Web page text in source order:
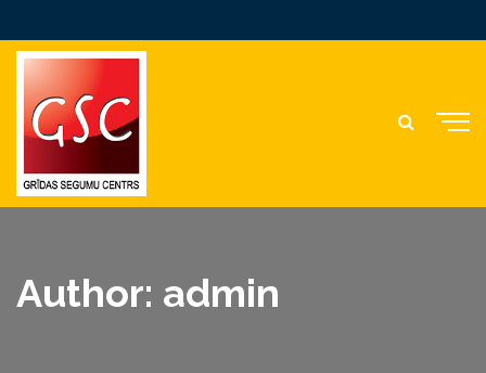
Author: admin